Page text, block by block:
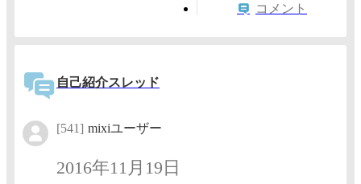
コメント
自己紹介スレッド
[541] mixiユーザー
2016年11月19日